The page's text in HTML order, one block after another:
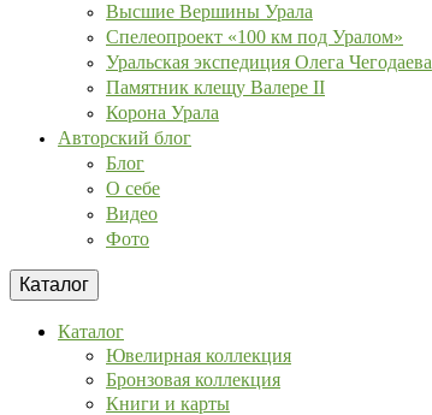
Высшие Вершины Урала
Спелеопроект «100 км под Уралом»
Уральская экспедиция Олега Чегодаева
Памятник клещу Валере II
Корона Урала
Авторский блог
Блог
О себе
Видео
Фото
Каталог
Каталог
Ювелирная коллекция
Бронзовая коллекция
Книги и карты